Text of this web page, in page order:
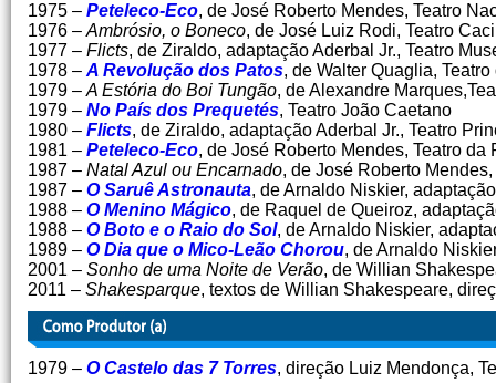
1975 – Peteleco-Eco, de José Roberto Mendes, Teatro
1976 – Ambrósio, o Boneco, de José Luiz Rodi, Teatro
1977 – Flicts, de Ziraldo, adaptação Aderbal Jr., Teatro
1978 – A Revolução dos Patos, de Walter Quaglia,
1979 – A Estória do Boi Tungão, de Alexandre
1979 – No País dos Prequetés, Teatro João Caetano
1980 – Flicts, de Ziraldo, adaptação Aderbal Jr., Teatro
1981 – Peteleco-Eco, de José Roberto Mendes, Teatro da
1987 – Natal Azul ou Encarnado, de José Roberto
1987 – O Saruê Astronauta, de Arnaldo Niskier,
1988 – O Menino Mágico, de Raquel de Queiroz,
1988 – O Boto e o Raio do Sol, de Arnaldo Niskier,
1989 – O Dia que o Mico-Leão Chorou, de Arnaldo
2001 – Sonho de uma Noite de Verão, de Willian
2011 – Shakesparque, textos de Willian Shakespeare,
1979 – O Castelo das 7 Torres, direção Luiz Mendonça,